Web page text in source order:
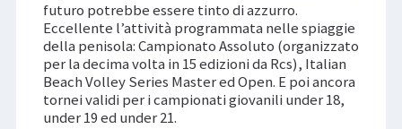
futuro potrebbe essere tinto di azzurro.
Eccellente l’attività programmata nelle spiaggie
della penisola: Campionato Assoluto (organizzato
per la decima volta in 15 edizioni da Rcs), Italian
Beach Volley Series Master ed Open. E poi ancora
tornei validi per i campionati giovanili under 18,
under 19 ed under 21.